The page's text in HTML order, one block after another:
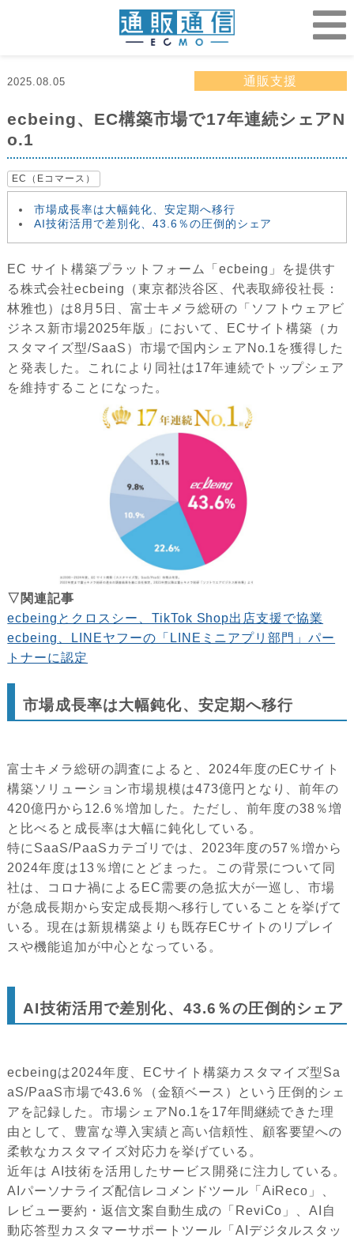
2025.08.05 通販支援
ecbeing、EC構築市場で17年連続シェアN
o.1
EC（Eコマース）
市場成長率は大幅鈍化、安定期へ移行
AI技術活用で差別化、43.6％の圧倒的シェア
EC サイト構築プラットフォーム「ecbeing」を提供す
る株式会社ecbeing（東京都渋谷区、代表取締役社長：
林雅也）は8月5日、富士キメラ総研の「ソフトウェアビ
ジネス新市場2025年版」において、ECサイト構築（カ
スタマイズ型/SaaS）市場で国内シェアNo.1を獲得した
と発表した。これにより同社は17年連続でトップシェア
を維持することになった。
▽関連記事
ecbeingとクロスシー、TikTok Shop出店支援で協業
ecbeing、LINEヤフーの「LINEミニアプリ部門」パー
トナーに認定
市場成長率は大幅鈍化、安定期へ移行
富士キメラ総研の調査によると、2024年度のECサイト
構築ソリューション市場規模は473億円となり、前年の
420億円から12.6％増加した。ただし、前年度の38％増
と比べると成長率は大幅に鈍化している。
特にSaaS/PaaSカテゴリでは、2023年度の57％増から
2024年度は13％増にとどまった。この背景について同
社は、コロナ禍によるEC需要の急拡大が一巡し、市場
が急成長期から安定成長期へ移行していることを挙げて
いる。現在は新規構築よりも既存ECサイトのリプレイ
スや機能追加が中心となっている。
AI技術活用で差別化、43.6％の圧倒的シェア
ecbeingは2024年度、ECサイト構築カスタマイズ型Sa
aS/PaaS市場で43.6％（金額ベース）という圧倒的シェ
アを記録した。市場シェアNo.1を17年間継続できた理
由として、豊富な導入実績と高い信頼性、顧客要望への
柔軟なカスタマイズ対応力を挙げている。
近年は AI技術を活用したサービス開発に注力している。
AIパーソナライズ配信レコメンドツール「AiReco」、
レビュー要約・返信文案自動生成の「ReviCo」、AI自
動応答型カスタマーサポートツール「AIデジタルスタッ